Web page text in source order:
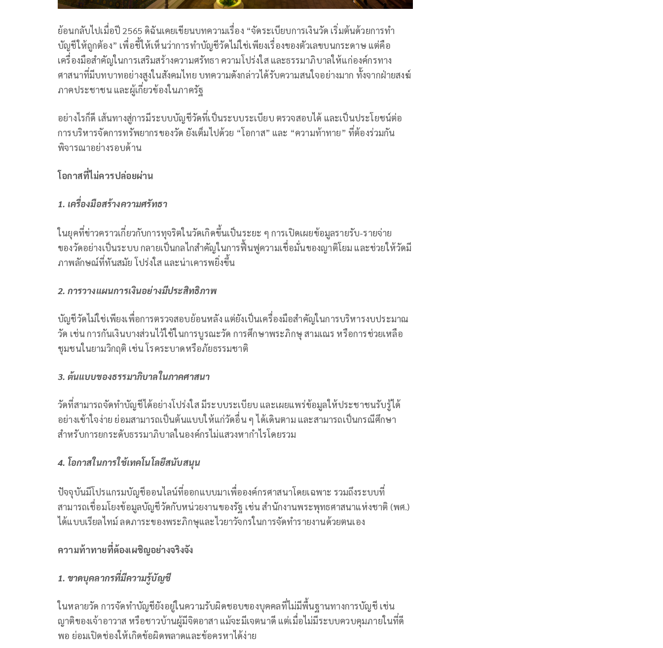
ย้อนกลับไปเมื่อปี 2565 ดิฉันเคยเขียนบทความเรื่อง “จัดระเบียบการเงินวัด เริ่มต้นด้วยการทำ
บัญชีให้ถูกต้อง” เพื่อชี้ให้เห็นว่าการทำบัญชีวัดไม่ใช่เพียงเรื่องของตัวเลขบนกระดาษ แต่คือ
เครื่องมือสำคัญในการเสริมสร้างความศรัทธา ความโปร่งใส และธรรมาภิบาลให้แก่องค์กรทาง
ศาสนาที่มีบทบาทอย่างสูงในสังคมไทย บทความดังกล่าวได้รับความสนใจอย่างมาก ทั้งจากฝ่ายสงฆ์
ภาคประชาชน และผู้เกี่ยวข้องในภาครัฐ
อย่างไรก็ดี เส้นทางสู่การมีระบบบัญชีวัดที่เป็นระบบระเบียบ ตรวจสอบได้ และเป็นประโยชน์ต่อ
การบริหารจัดการทรัพยากรของวัด ยังเต็มไปด้วย “โอกาส” และ “ความท้าทาย” ที่ต้องร่วมกัน
พิจารณาอย่างรอบด้าน
โอกาสที่ไม่ควรปล่อยผ่าน
1. เครื่องมือสร้างความศรัทธา
ในยุคที่ข่าวคราวเกี่ยวกับการทุจริตในวัดเกิดขึ้นเป็นระยะ ๆ การเปิดเผยข้อมูลรายรับ-รายจ่าย
ของวัดอย่างเป็นระบบ กลายเป็นกลไกสำคัญในการฟื้นฟูความเชื่อมั่นของญาติโยม และช่วยให้วัดมี
ภาพลักษณ์ที่ทันสมัย โปร่งใส และน่าเคารพยิ่งขึ้น
2. การวางแผนการเงินอย่างมีประสิทธิภาพ
บัญชีวัดไม่ใช่เพียงเพื่อการตรวจสอบย้อนหลัง แต่ยังเป็นเครื่องมือสำคัญในการบริหารงบประมาณ
วัด เช่น การกันเงินบางส่วนไว้ใช้ในการบูรณะวัด การศึกษาพระภิกษุ สามเณร หรือการช่วยเหลือ
ชุมชนในยามวิกฤติ เช่น โรคระบาดหรือภัยธรรมชาติ
3. ต้นแบบของธรรมาภิบาลในภาคศาสนา
วัดที่สามารถจัดทำบัญชีได้อย่างโปร่งใส มีระบบระเบียบ และเผยแพร่ข้อมูลให้ประชาชนรับรู้ได้
อย่างเข้าใจง่าย ย่อมสามารถเป็นต้นแบบให้แก่วัดอื่น ๆ ได้เดินตาม และสามารถเป็นกรณีศึกษา
สำหรับการยกระดับธรรมาภิบาลในองค์กรไม่แสวงหากำไรโดยรวม
4. โอกาสในการใช้เทคโนโลยีสนับสนุน
ปัจจุบันมีโปรแกรมบัญชีออนไลน์ที่ออกแบบมาเพื่อองค์กรศาสนาโดยเฉพาะ รวมถึงระบบที่
สามารถเชื่อมโยงข้อมูลบัญชีวัดกับหน่วยงานของรัฐ เช่น สำนักงานพระพุทธศาสนาแห่งชาติ (พศ.)
ได้แบบเรียลไทม์ ลดภาระของพระภิกษุและไวยาวัจกรในการจัดทำรายงานด้วยตนเอง
ความท้าทายที่ต้องเผชิญอย่างจริงจัง
1. ขาดบุคลากรที่มีความรู้บัญชี
ในหลายวัด การจัดทำบัญชียังอยู่ในความรับผิดชอบของบุคคลที่ไม่มีพื้นฐานทางการบัญชี เช่น
ญาติของเจ้าอาวาส หรือชาวบ้านผู้มีจิตอาสา แม้จะมีเจตนาดี แต่เมื่อไม่มีระบบควบคุมภายในที่ดี
พอ ย่อมเปิดช่องให้เกิดข้อผิดพลาดและข้อครหาได้ง่าย